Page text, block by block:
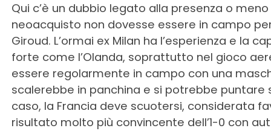
Qui c’è un dubbio legato alla presenza o
neoacquisto non dovesse essere in campo
Giroud. L’ormai ex Milan ha l’esperienza e la
forte come l’Olanda, soprattutto nel gioco
essere regolarmente in campo con una
scalerebbe in panchina e si potrebbe puntare
caso, la Francia deve scuotersi, considerata
risultato molto più convincente dell’1-0 con